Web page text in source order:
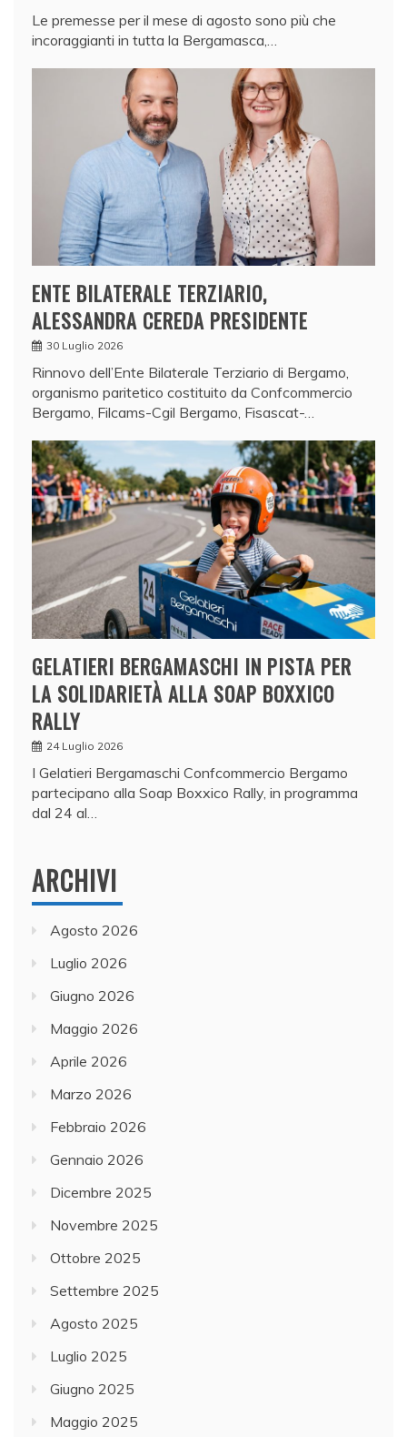
Le premesse per il mese di agosto sono più che
incoraggianti in tutta la Bergamasca,…
ENTE BILATERALE TERZIARIO,
ALESSANDRA CEREDA PRESIDENTE
30 Luglio 2026
Rinnovo dell’Ente Bilaterale Terziario di Bergamo,
organismo paritetico costituito da Confcommercio
Bergamo, Filcams-Cgil Bergamo, Fisascat-…
GELATIERI BERGAMASCHI IN PISTA PER
LA SOLIDARIETÀ ALLA SOAP BOXXICO
RALLY
24 Luglio 2026
I Gelatieri Bergamaschi Confcommercio Bergamo
partecipano alla Soap Boxxico Rally, in programma
dal 24 al…
ARCHIVI
Agosto 2026
Luglio 2026
Giugno 2026
Maggio 2026
Aprile 2026
Marzo 2026
Febbraio 2026
Gennaio 2026
Dicembre 2025
Novembre 2025
Ottobre 2025
Settembre 2025
Agosto 2025
Luglio 2025
Giugno 2025
Maggio 2025